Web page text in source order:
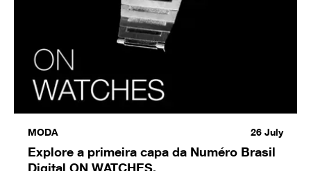
MODA
Explore a primeira capa da Numéro Brasil
Digital ON WATCHES.
26 July